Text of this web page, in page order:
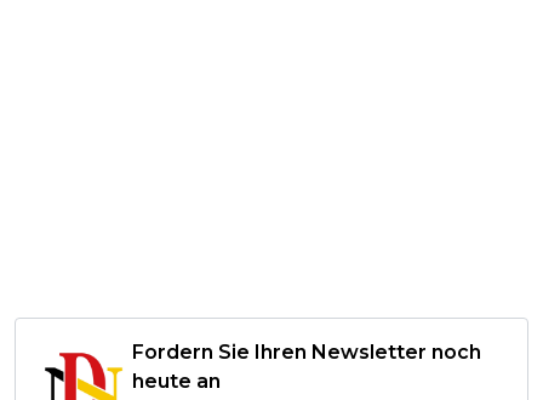
Fordern Sie Ihren Newsletter noch
heute an